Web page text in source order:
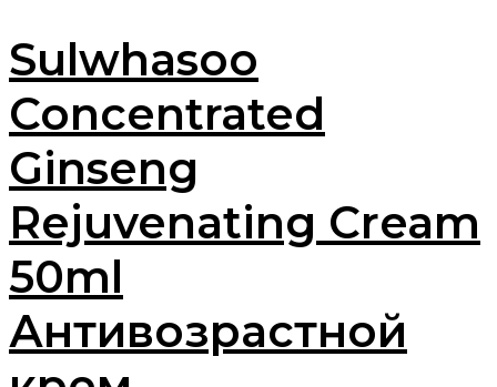
Sulwhasoo
Concentrated
Ginseng
Rejuvenating Cream
50ml
Антивозрастной